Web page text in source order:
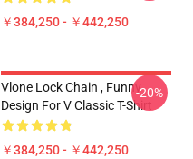
￥384,250 - ￥442,250
Vlone Lock Chain , Funny
Design For V Classic T-Shirt
￥384,250 - ￥442,250
-20%